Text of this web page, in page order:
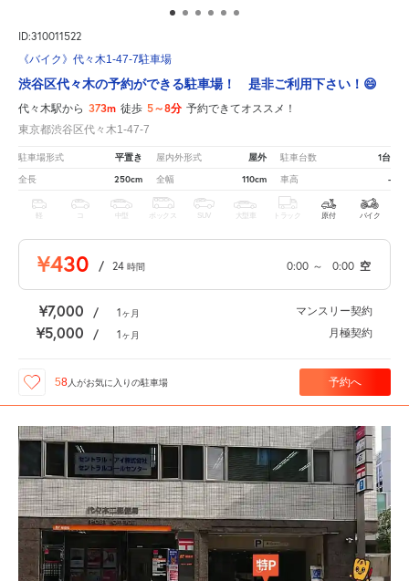
ID:310011522
《バイク》代々木1-47-7駐車場
渋谷区代々木の予約ができる駐車場！ 是非ご利用下さい！😄
代々木駅から 373m 徒歩 5～8分 予約できてオススメ！
東京都渋谷区代々木1-47-7
駐車場形式 平置き 屋内外形式 屋外 駐車台数 1台
全長 250cm 全幅 110cm 車高 -
軽 中型 ボックス SUV 大型車 トラック 原付 バイク
¥430 / 24 時間 0:00 ～ 0:00 空
¥7,000 / 1ヶ月 マンスリー契約
¥5,000 / 1ヶ月 月極契約
58 人がお気に入りの駐車場 予約へ